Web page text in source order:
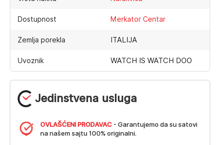
Jedinstvena usluga
OVLAŠĆENI PRODAVAC - Garantujemo da su satovi
na našem sajtu 100% originalni.
Dostupnost Merkator Centar
Zemlja porekla ITALIJA
Uvoznik WATCH IS WATCH DOO